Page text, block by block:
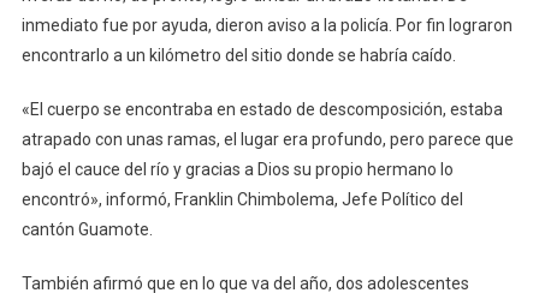
inmediato fue por ayuda, dieron aviso a la policía. Por fin lograron
encontrarlo a un kilómetro del sitio donde se habría caído.
«El cuerpo se encontraba en estado de descomposición, estaba
atrapado con unas ramas, el lugar era profundo, pero parece que
bajó el cauce del río y gracias a Dios su propio hermano lo
encontró», informó, Franklin Chimbolema, Jefe Político del
cantón Guamote.
También afirmó que en lo que va del año, dos adolescentes